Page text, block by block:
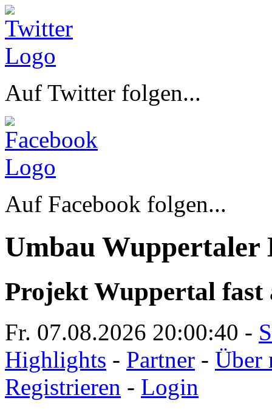
Auf Twitter folgen...
Auf Facebook folgen...
Umbau Wuppertaler
Projekt Wuppertal fast
Fr. 07.08.2026 20:00:40 -
Highlights - Partner - Über
Registrieren - Login